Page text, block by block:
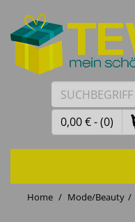
0,00 € - (0)
Home
Mode/Beauty